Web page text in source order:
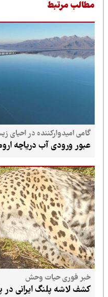
مرتبط
گامی امیدوارکننده در احیای
عبور ورودی آب دریاچه ارومیه از ۴.۵ میلیارد
خبر فوری حیات وحش
کشف لاشه پلنگ ایرانی در